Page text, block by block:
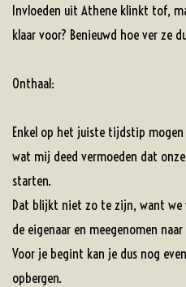
Invloeden uit Athene klinkt tof,
klaar voor? Benieuwd hoe ver ze
Onthaal:
Enkel op het juiste tijdstip
wat mij deed vermoeden dat
starten.
Dat blijkt niet zo te zijn, want
de eigenaar en meegenomen
Voor je begint kan je dus nog
opbergen.